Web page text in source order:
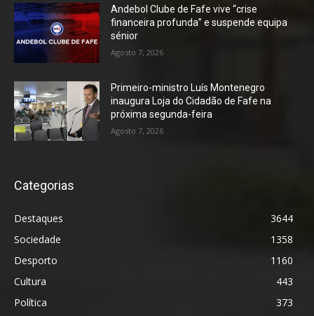
Andebol Clube de Fafe vive “crise
financeira profunda” e suspende equipa
sénior
Agosto 7, 2026
Primeiro-ministro Luís Montenegro
inaugura Loja do Cidadão de Fafe na
próxima segunda-feira
Agosto 7, 2026
Categorias
Destaques
3644
Sociedade
1358
Desporto
1160
Cultura
443
Política
373